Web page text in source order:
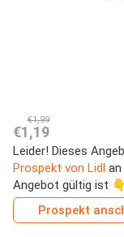
€1,99
€1,19
Leider! Dieses
Prospekt von Lidl
Angebot gültig ist
Prospekt